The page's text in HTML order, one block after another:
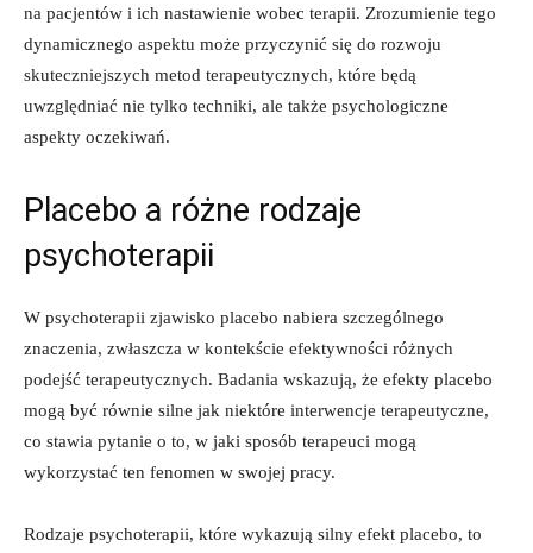
na pacjentów i ich nastawienie wobec terapii. Zrozumienie tego
dynamicznego aspektu może przyczynić się do rozwoju
skuteczniejszych metod terapeutycznych, które będą
uwzględniać nie tylko techniki, ale także psychologiczne
aspekty oczekiwań.
Placebo a różne rodzaje
psychoterapii
W psychoterapii zjawisko placebo nabiera szczególnego
znaczenia, zwłaszcza w kontekście efektywności różnych
podejść terapeutycznych. Badania wskazują, że efekty placebo
mogą być równie silne jak niektóre interwencje terapeutyczne,
co stawia pytanie o to, w jaki sposób terapeuci mogą
wykorzystać ten fenomen w swojej pracy.
Rodzaje psychoterapii, które wykazują silny efekt placebo, to